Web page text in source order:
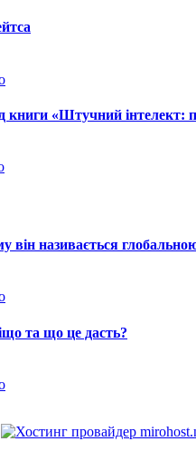
«Штучний інтелект:
він називається
та що це даcть?